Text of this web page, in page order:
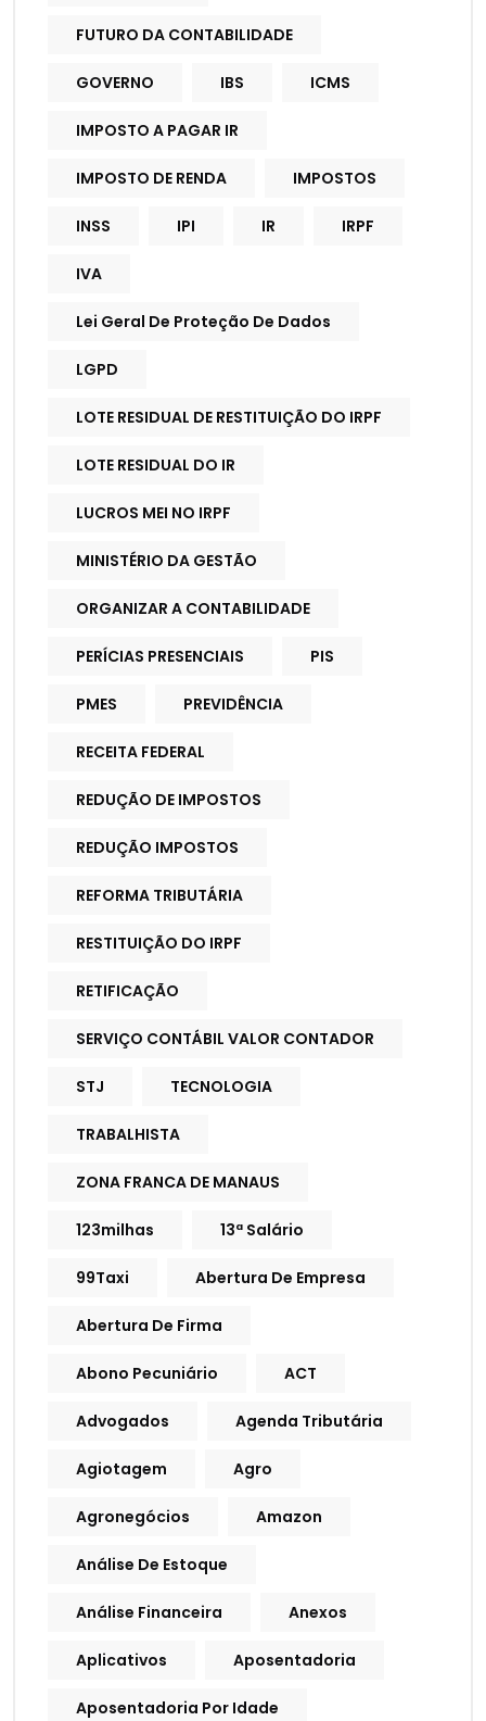
FUTURO DA CONTABILIDADE
GOVERNO IBS ICMS
IMPOSTO A PAGAR IR
IMPOSTO DE RENDA IMPOSTOS
INSS IPI IR IRPF
IVA
Lei Geral De Proteção De Dados
LGPD
LOTE RESIDUAL DE RESTITUIÇÃO DO IRPF
LOTE RESIDUAL DO IR
LUCROS MEI NO IRPF
MINISTÉRIO DA GESTÃO
ORGANIZAR A CONTABILIDADE
PERÍCIAS PRESENCIAIS PIS
PMES PREVIDÊNCIA
RECEITA FEDERAL
REDUÇÃO DE IMPOSTOS
REDUÇÃO IMPOSTOS
REFORMA TRIBUTÁRIA
RESTITUIÇÃO DO IRPF
RETIFICAÇÃO
SERVIÇO CONTÁBIL VALOR CONTADOR
STJ TECNOLOGIA
TRABALHISTA
ZONA FRANCA DE MANAUS
123milhas 13ª Salário
99Taxi Abertura De Empresa
Abertura De Firma
Abono Pecuniário ACT
Advogados Agenda Tributária
Agiotagem Agro
Agronegócios Amazon
Análise De Estoque
Análise Financeira Anexos
Aplicativos Aposentadoria
Aposentadoria Por Idade